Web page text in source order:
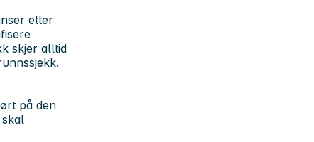
etter
skjer alltid
på den